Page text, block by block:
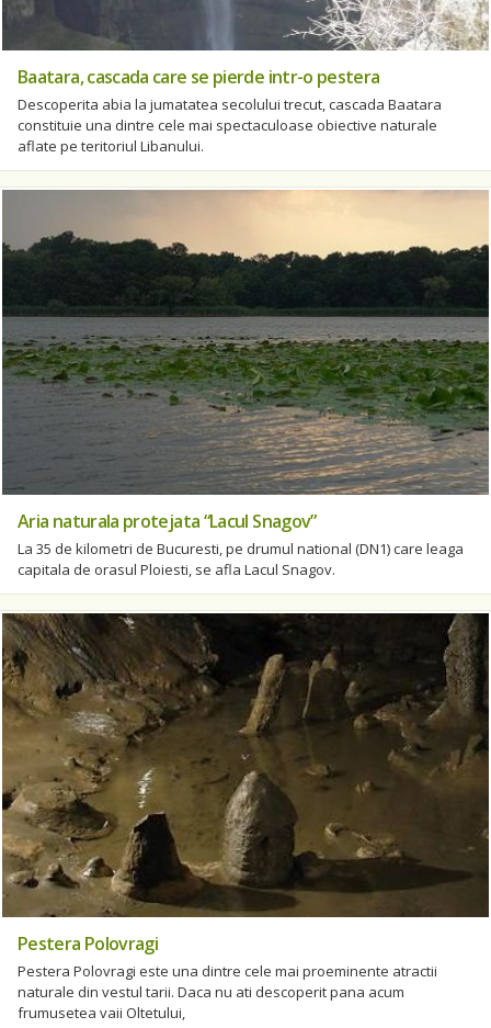
Baatara, cascada care se pierde intr-o pestera
Descoperita abia la jumatatea secolului trecut, cascada Baatara
constituie una dintre cele mai spectaculoase obiective naturale
aflate pe teritoriul Libanului.
Aria naturala protejata “Lacul Snagov”
La 35 de kilometri de Bucuresti, pe drumul national (DN1) care leaga
capitala de orasul Ploiesti, se afla Lacul Snagov.
Pestera Polovragi
Pestera Polovragi este una dintre cele mai proeminente atractii
naturale din vestul tarii. Daca nu ati descoperit pana acum
frumusetea vaii Oltetului,